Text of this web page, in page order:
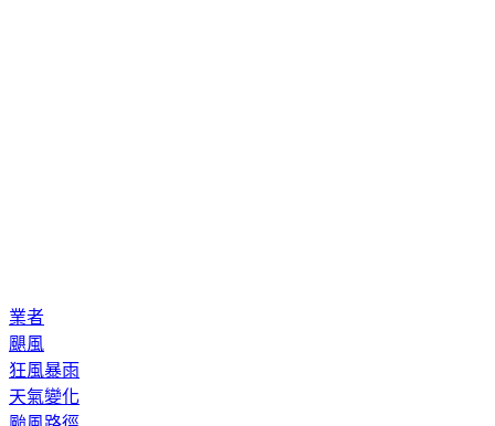
業者
颶風
狂風暴雨
天氣變化